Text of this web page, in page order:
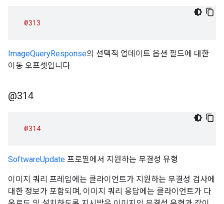
@313
ImageQueryResponse의 선택적 업데이트 옵션 필드에 대한
이동 오프셋입니다.
@314
@314
SoftwareUpdate 프로필에서 지원하는 무결성 유형
이미지 쿼리 프레임에는 클라이언트가 지원하는 무결성 검사에
대한 정보가 포함되며, 이미지 쿼리 응답에는 클라이언트가 다